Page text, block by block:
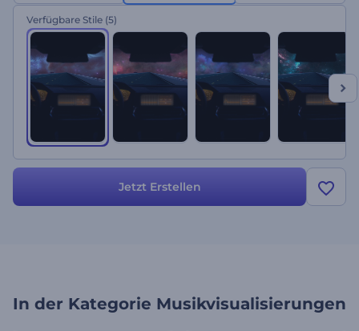
Titelnamen ein und lassen Sie Ihre Musik durch das Universum
fahren. Jetzt erstellen!
Verfügbare Stile (5)
Jetzt Erstellen
In der Kategorie Musikvisualisierungen